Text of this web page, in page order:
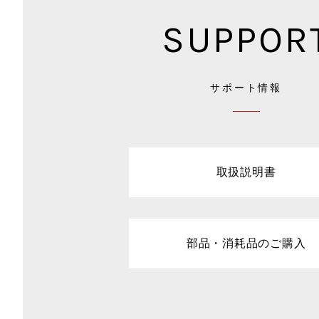
サポート情報
取扱説明書
部品・消耗品のご購入